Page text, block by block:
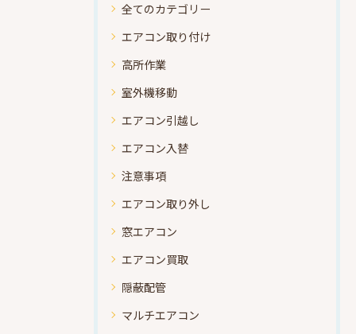
全てのカテゴリー
エアコン取り付け
高所作業
室外機移動
エアコン引越し
エアコン入替
注意事項
エアコン取り外し
窓エアコン
エアコン買取
隠蔽配管
マルチエアコン